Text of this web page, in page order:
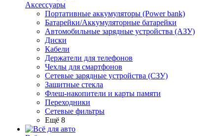
Аксессуары
Портативные аккумуляторы (Power bank)
Батарейки/Аккумуляторные батарейки
Автомобильные зарядные устройства (АЗУ)
Диски
Кабели
Держатели для телефонов
Чехлы для смартфонов
Сетевые зарядные устройства (СЗУ)
Защитные стекла
Флеш-накопители и карты памяти
Переходники
Сетевые фильтры
Ещё 8